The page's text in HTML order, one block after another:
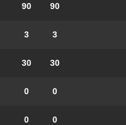
90
90
3
3
30
30
0
0
0
0